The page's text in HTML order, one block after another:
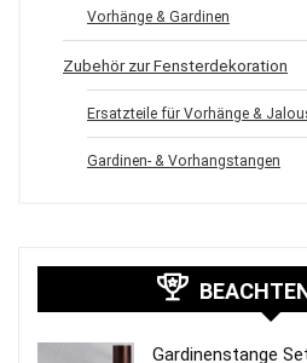
Vorhänge & Gardinen
Zubehör zur Fensterdekoration
Ersatzteile für Vorhänge &
Gardinen- & Vorhangstangen
Gardinenstange